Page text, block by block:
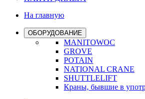
На главную
ОБОРУДОВАНИЕ
MANITOWOC
GROVE
POTAIN
NATIONAL CRANE
SHUTTLELIFT
Краны, бывшие в